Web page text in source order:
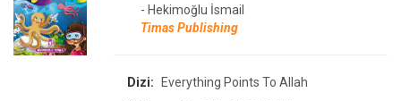
- Hekimoğlu İsmail
Timas Publishing
Dizi:
Everything Points To Allah